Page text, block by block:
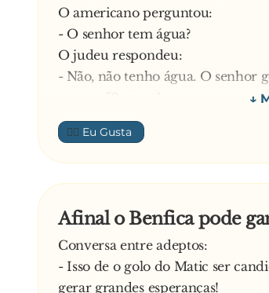
O americano perguntou:
- O senhor tem água?
O judeu respondeu:
- Não, não tenho água. O senhor
O americano gritou-lhe:
- i**...! Não preciso de uma
gu-a! Eu devia era matar-te, mas
- Está certo – disse o velho
você continuar ao longo daquele
encontrará um lindo restaurante.
precisa.
Resmungando, o americano
👍🏼
Afinal o Benfica pode
Conversa entre adeptos:
- Isso de o golo do Matic ser
gerar grandes esperanças!